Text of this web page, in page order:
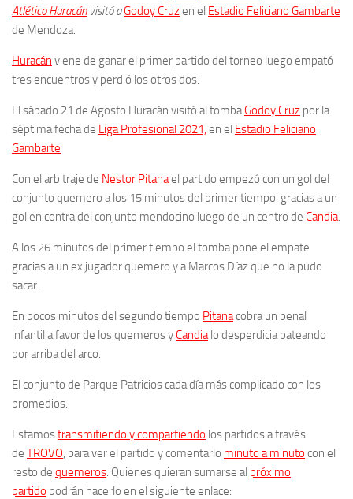
Atlético Huracánvisitó aGodoy Cruzen el Estadio Feliciano Gambarte
de Mendoza.
Huracán viene de ganar el primer partido del torneo luego empató
tres encuentros y perdió los otros dos.
El sábado 21 de Agosto Huracán visitó al tombaGodoy Cruz por la
séptima fecha de Liga Profesional 2021, en el Estadio Feliciano
Gambarte
Con el arbitraje de Nestor Pitanael partido empezó con un gol del
conjunto quemero a los 15 minutos del primer tiempo, gracias a un
gol en contra del conjunto mendocino luego de un centro de Candia.
A los 26 minutos del primer tiempo el tomba pone el empate
gracias a un ex jugador quemero y a Marcos Díaz que no la pudo
sacar.
En pocos minutos del segundo tiempo Pitanacobra un penal
infantil a favor de los quemeros y Candialo desperdicia pateando
por arriba del arco.
El conjunto de Parque Patricios cada día más complicado con los
promedios.
Estamostransmitiendo y compartiendo los partidos a través
de TROVO, para ver el partido y comentarlo minuto a minuto con el
resto de quemeros. Quienes quieran sumarse al próximo
partido podrán hacerlo en el siguiente enlace: